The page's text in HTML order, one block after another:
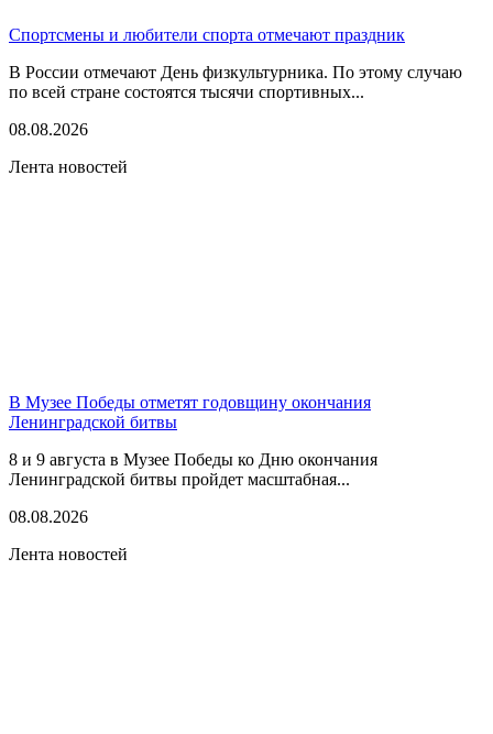
Спортсмены и любители спорта отмечают праздник
В России отмечают День физкультурника. По этому случаю
по всей стране состоятся тысячи спортивных...
08.08.2026
Лента новостей
В Музее Победы отметят годовщину окончания
Ленинградской битвы
8 и 9 августа в Музее Победы ко Дню окончания
Ленинградской битвы пройдет масштабная...
08.08.2026
Лента новостей